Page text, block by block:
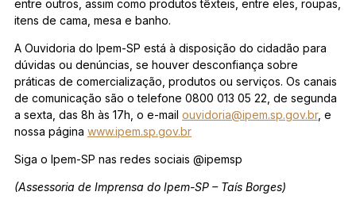
entre outros, assim como produtos têxteis, entre eles, roupas,
itens de cama, mesa e banho.
A Ouvidoria do Ipem-SP está à disposição do cidadão para
dúvidas ou denúncias, se houver desconfiança sobre
práticas de comercialização, produtos ou serviços. Os canais
de comunicação são o telefone 0800 013 05 22, de segunda
a sexta, das 8h às 17h, o e-mail ouvidoria@ipem.sp.gov.br, e
nossa página www.ipem.sp.gov.br
Siga o Ipem-SP nas redes sociais @ipemsp
(Assessoria de Imprensa do Ipem-SP – Taís Borges)